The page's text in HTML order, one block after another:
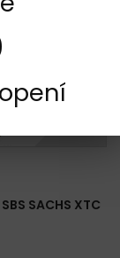
SACHS XTC